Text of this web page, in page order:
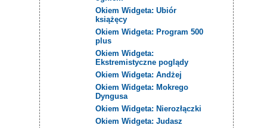
Okiem Widgeta: Ubiór
książęcy
Okiem Widgeta: Program 500
plus
Okiem Widgeta:
Ekstremistyczne poglądy
Okiem Widgeta: Andżej
Okiem Widgeta: Mokrego
Dyngusa
Okiem Widgeta: Nierozłączki
Okiem Widgeta: Judasz